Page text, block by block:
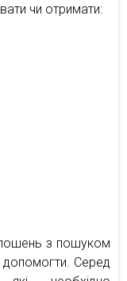
чи отримати:
з пошуком
Серед